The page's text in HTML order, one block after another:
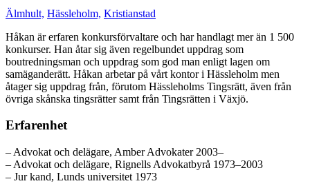
Älmhult, Hässleholm, Kristianstad
Håkan är erfaren konkursförvaltare och har handlagt mer än 1 500
konkurser. Han åtar sig även regelbundet uppdrag som
boutredningsman och uppdrag som god man enligt lagen om
samäganderätt. Håkan arbetar på vårt kontor i Hässleholm men
åtager sig uppdrag från, förutom Hässleholms Tingsrätt, även från
övriga skånska tingsrätter samt från Tingsrätten i Växjö.
Erfarenhet
– Advokat och delägare, Amber Advokater 2003–
– Advokat och delägare, Rignells Advokatbyrå 1973–2003
– Jur kand, Lunds universitet 1973